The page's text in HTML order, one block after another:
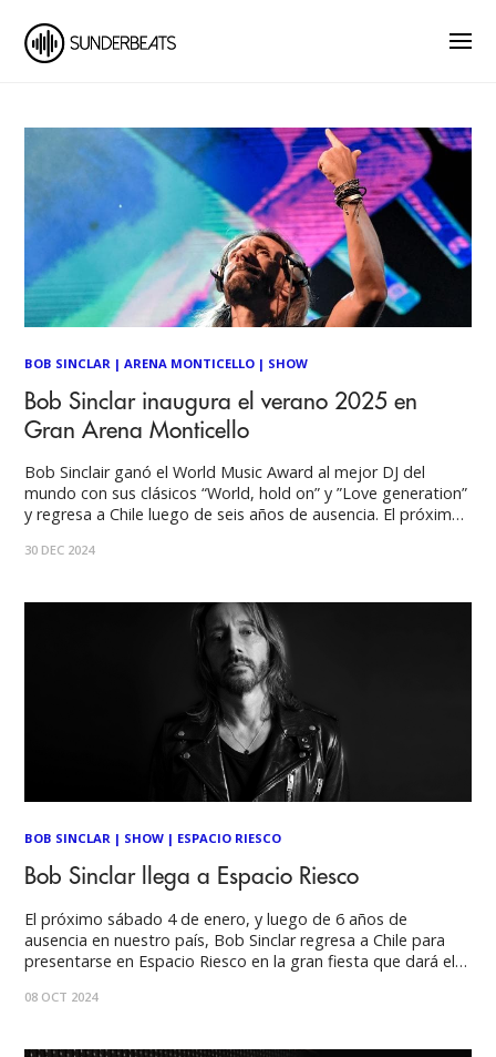
BOB SINCLAR |ARENA MONTICELLO | SHOW
Bob Sinclar inaugura el verano 2025 en
Gran Arena Monticello
Bob Sinclair ganó el World Music Award al mejor DJ del
mundo con sus clásicos “World, hold on” y ”Love generation”
y regresa a Chile luego de seis años de ausencia. El próximo
los DJ más destacados a nivel
30 DEC 2024
BOB SINCLAR | SHOW | ESPACIO RIESCO
Bob Sinclar llega a Espacio Riesco
El próximo sábado 4 de enero, y luego de 6 años de
ausencia en nuestro país, Bob Sinclar regresa a Chile para
presentarse en Espacio Riesco en la gran fiesta que dará el
las 18.00hrs, reunirá a lo mejor
08 OCT 2024